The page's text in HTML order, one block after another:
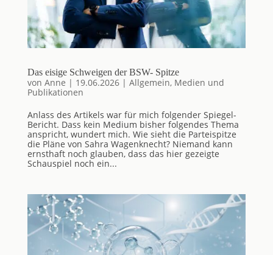
Das eisige Schweigen der BSW- Spitze
von Anne | 19.06.2026| Allgemein, Medien und
Publikationen
Anlass des Artikels war für mich folgender Spiegel-
Bericht. Dass kein Medium bisher folgendes Thema
anspricht, wundert mich. Wie sieht die Parteispitze
die Pläne von Sahra Wagenknecht? Niemand kann
ernsthaft noch glauben, dass das hier gezeigte
Schauspiel noch ein...